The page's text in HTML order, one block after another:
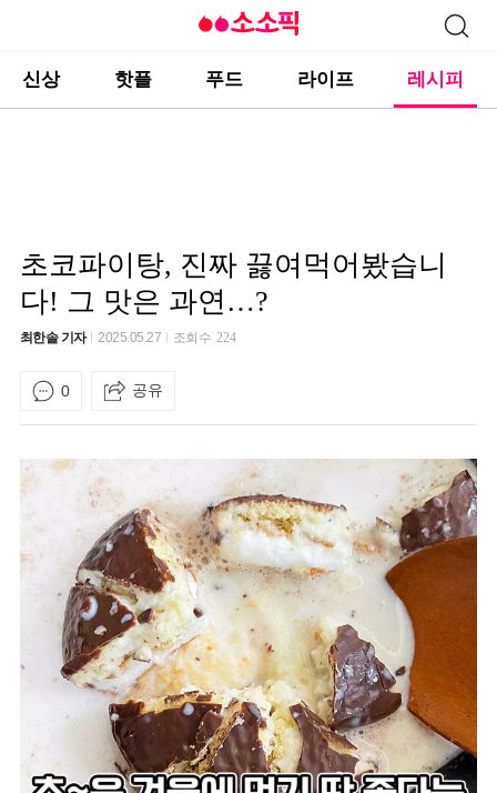
신상 핫플 푸드 라이프 레시피
초코파이탕, 진짜 끓여먹어봤습니
다! 그 맛은 과연…?
최한솔 기자 2025.05.27 조회수224
0 공유